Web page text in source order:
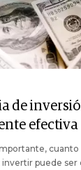
de
efectiva
cuanto
puede ser